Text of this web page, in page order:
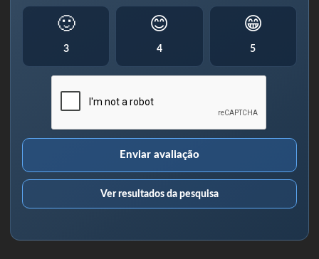
🙂
3
😊
4
😁
5
Enviar avaliação
Ver resultados da pesquisa